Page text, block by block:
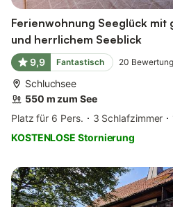
Ferienwohnung Seeglück mit
und herrlichem Seeblick
9,9 Fantastisch 20
Schluchsee
550 m zum See
Platz für 6 Pers.
3 Schlafzimmer
KOSTENLOSE Stornierung